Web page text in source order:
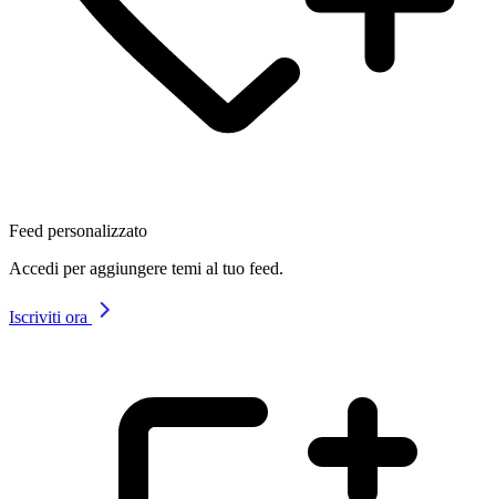
Feed personalizzato
Accedi per aggiungere temi al tuo feed.
Iscriviti ora